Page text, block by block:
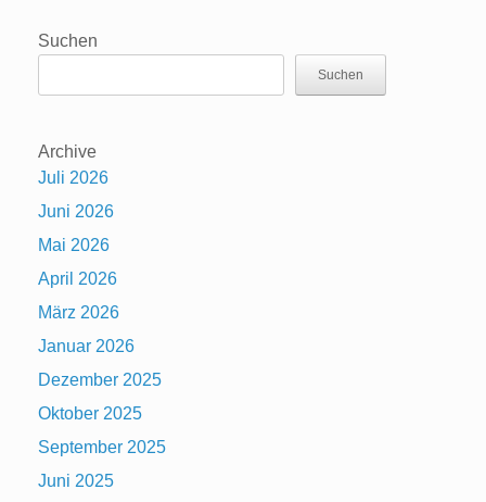
Suchen
Suchen
Archive
Juli 2026
Juni 2026
Mai 2026
April 2026
März 2026
Januar 2026
Dezember 2025
Oktober 2025
September 2025
Juni 2025